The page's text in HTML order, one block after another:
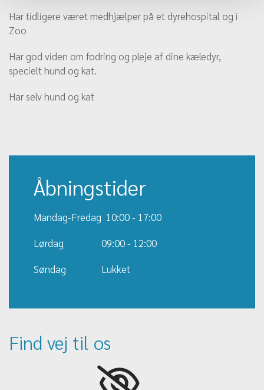
Har tidligere været medhjælper på et dyrehospital og i
Zoo
Har god viden om fodring og pleje af dine kæledyr,
specielt hund og kat.
Har selv hund og kat
Åbningstider
Mandag-Fredag 10:00 - 17:00
Lørdag 09:00 - 12:00
Søndag Lukket
Find vej til os